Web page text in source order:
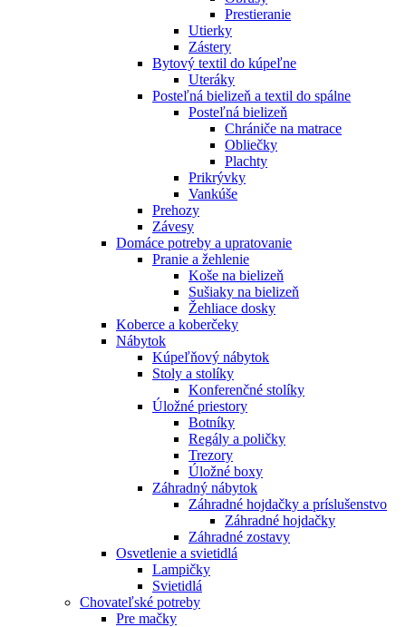
Prestieranie
Utierky
Zástery
Bytový textil do kúpeľne
Uteráky
Posteľná bielizeň a textil do spálne
Posteľná bielizeň
Chrániče na matrace
Obliečky
Plachty
Prikrývky
Vankúše
Prehozy
Závesy
Domáce potreby a upratovanie
Pranie a žehlenie
Koše na bielizeň
Sušiaky na bielizeň
Žehliace dosky
Koberce a koberčeky
Nábytok
Kúpeľňový nábytok
Stoly a stolíky
Konferenčné stolíky
Úložné priestory
Botníky
Regály a poličky
Trezory
Úložné boxy
Záhradný nábytok
Záhradné hojdačky a príslušenstvo
Záhradné hojdačky
Záhradné zostavy
Osvetlenie a svietidlá
Lampičky
Svietidlá
Chovateľské potreby
Pre mačky